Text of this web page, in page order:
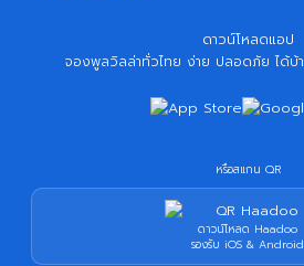
ดาวน์โหลดแอป
จองพูลวิลล่าทั่วไทย ง่าย ปลอดภัย ได้บ้
หรือสแกน QR
ดาวน์โหลด Haadoo
รองรับ iOS & Android